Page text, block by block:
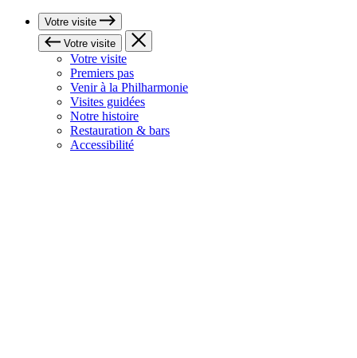
Votre visite
Votre visite
Votre visite
Premiers pas
Venir à la Philharmonie
Visites guidées
Notre histoire
Restauration & bars
Accessibilité